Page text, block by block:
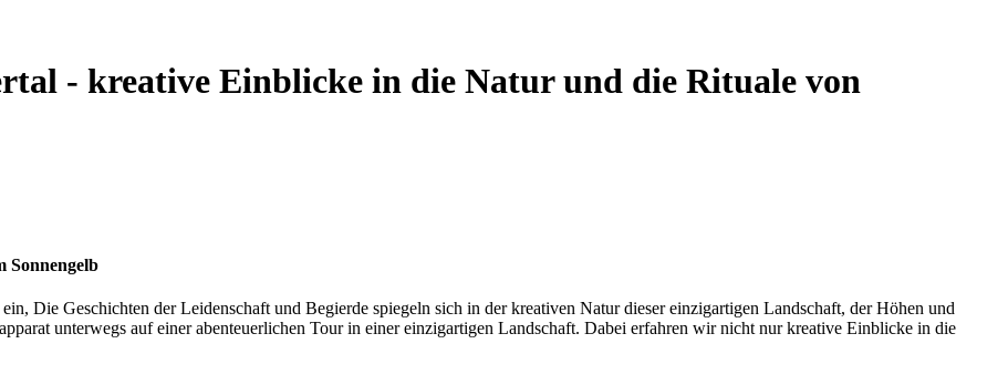
- kreative Einblicke in die Natur und die Rituale von
Sonnengelb
Die Geschichten der Leidenschaft und Begierde spiegeln sich in der kreativen Natur dieser einzigartigen Landschaft, der Höhen und
unterwegs auf einer abenteuerlichen Tour in einer einzigartigen Landschaft. Dabei erfahren wir nicht nur kreative Einblicke in die